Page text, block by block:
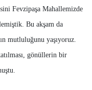
Fevzipaşa Mahallemizde
Bu akşam da
mutluluğunu yaşıyoruz.
gönüllerin bir